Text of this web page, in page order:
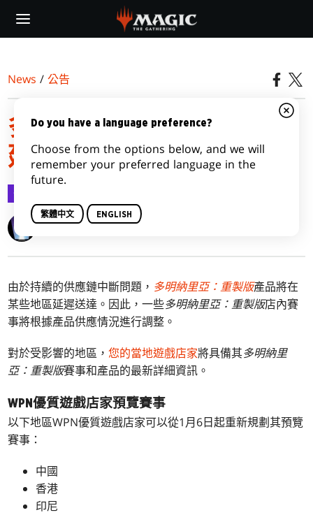
main
News /公告
多明納里亞：重製版產品
延誤
公告
Wizards of the Coast
由於持續的供應鏈中斷問題， 多明納里亞：重製版產品將在
某些地區延遲送達。因此，一些多明納里亞：重製版店內賽
事將根據產品供應情況進行調整。
對於受影響的地區，您的當地遊戲店家將具備其多明納里
亞：重製版賽事和產品的最新詳細資訊。
WPN優質遊戲店家預覽賽事
以下地區WPN優質遊戲店家可以從1月6日起重新規劃其預覽
賽事：
中國
香港
印尼
Do you have a language preference?
Choose from the options below, and we will
remember your preferred language in the
future.
繁體中文 ENGLISH